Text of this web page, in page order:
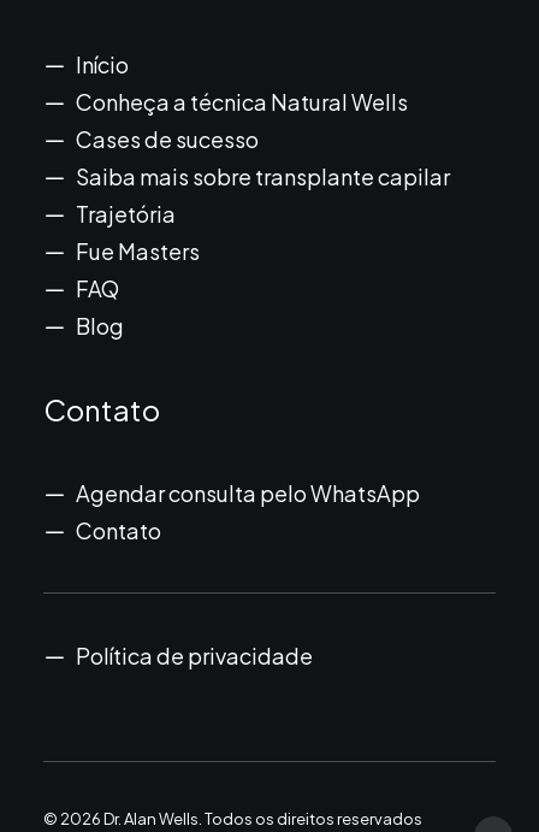
Início
Conheça a técnica Natural Wells
Cases de sucesso
Saiba mais sobre transplante capilar
Trajetória
Fue Masters
FAQ
Blog
Contato
Agendar consulta pelo WhatsApp
Contato
Política de privacidade
© 2026 Dr. Alan Wells. Todos os direitos reservados